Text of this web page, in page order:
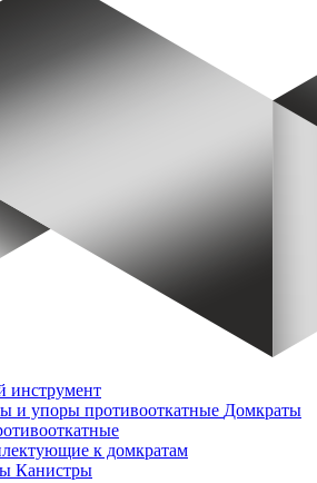
инструмент
Домкраты
к домкратам
Канистры